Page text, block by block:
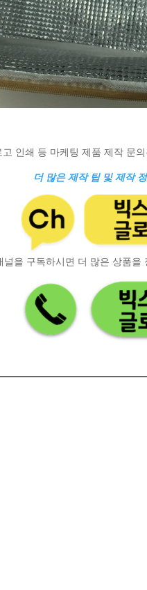
인쇄 등 마케팅 제품 제작 문
더 많은 제작 팁 및 제작
널을 구독하시면 더 많은 상품